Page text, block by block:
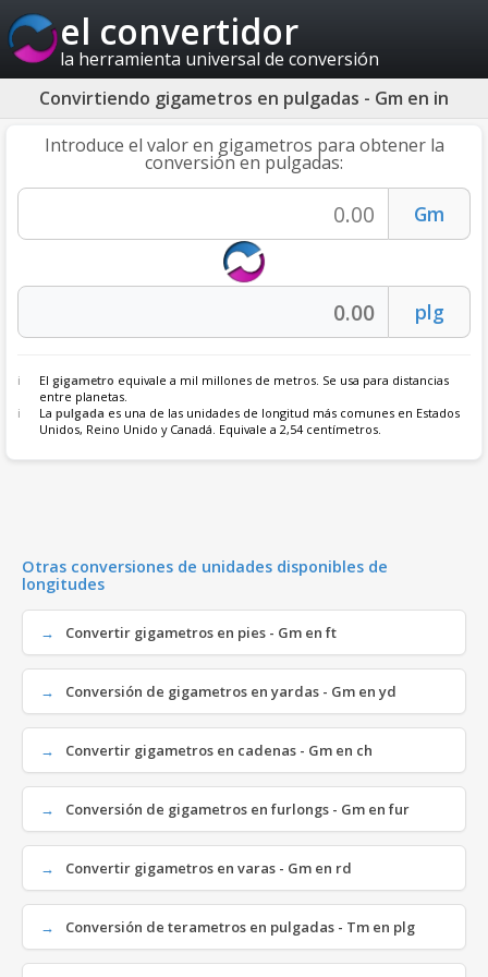
el convertidor
la herramienta universal de conversión
Convirtiendo gigametros en pulgadas - Gm en in
Introduce el valor en gigametros para obtener la
conversión en pulgadas:
El gigametro equivale a mil millones de metros. Se usa para distancias
entre planetas.
La pulgada es una de las unidades de longitud más comunes en Estados
Unidos, Reino Unido y Canadá. Equivale a 2,54 centímetros.
Otras conversiones de unidades disponibles de
longitudes
Convertir gigametros en pies - Gm en ft
Conversión de gigametros en yardas - Gm en yd
Convertir gigametros en cadenas - Gm en ch
Conversión de gigametros en furlongs - Gm en fur
Convertir gigametros en varas - Gm en rd
Conversión de terametros en pulgadas - Tm en plg